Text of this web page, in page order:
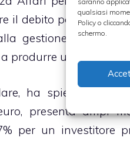
qualsiasi
Policy o
schermo.
il debito portandolo
gestione dei
produrre un incasso
ha spiegato che
presenta ampi
per un investitore